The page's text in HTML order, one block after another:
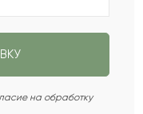
2017-05-29
на обработку